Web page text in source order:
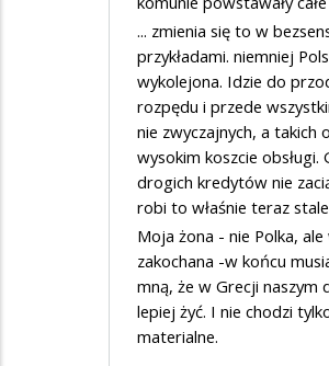
... zmienia się to w
przykładami. niemniej
wykolejona. Idzie do
rozpędu i przede
nie zwyczajnych, a takich
wysokim koszcie obsługi.
drogich kredytów nie
robi to właśnie teraz
Moja żona - nie Polka, ale
zakochana -w końcu
mną, że w Grecji naszym
lepiej żyć. I nie chodzi
materialne.